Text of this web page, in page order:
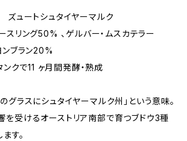
ズュートシュタイヤーマルク
スリング50% 、ゲルバー・ムスカテラー
ブラン20%
クで11 ヶ月間発酵・熟成
グラスにシュタイヤーマルク州」という意味。
を受けるオーストリア南部で育つブドウ3種
す。